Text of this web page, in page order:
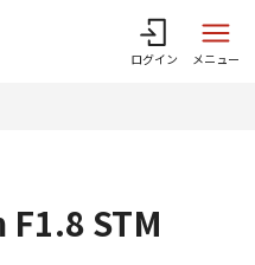
ログイン メニュー
STM